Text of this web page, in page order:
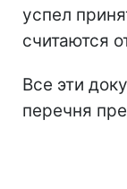
успел
считаются
Все эти
перечня